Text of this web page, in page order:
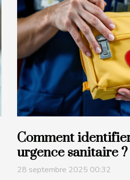
Comment
urgence sanitaire ?
28 septembre 2025 00:32